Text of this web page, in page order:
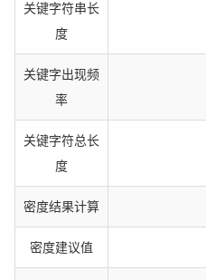
关键字符串长
度
关键字出现频
率
关键字符总长
度
密度结果计算
密度建议值